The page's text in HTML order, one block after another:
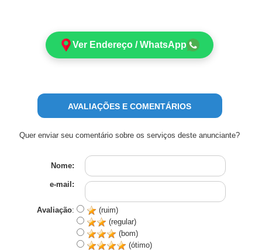
Ver Endereço / WhatsApp
AVALIAÇÕES E COMENTÁRIOS
Quer enviar seu comentário sobre os serviços deste anunciante?
Nome:
e-mail:
Avaliação:
(ruim)
(regular)
(bom)
(ótimo)